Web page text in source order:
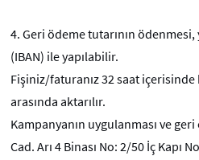
4. Geri ödeme tutarının
(IBAN) ile yapılabilir.
Fişiniz/faturanız 32 saat
arasında aktarılır.
Kampanyanın uygulanması ve
Cad. Arı 4 Binası No: 2/50 İç